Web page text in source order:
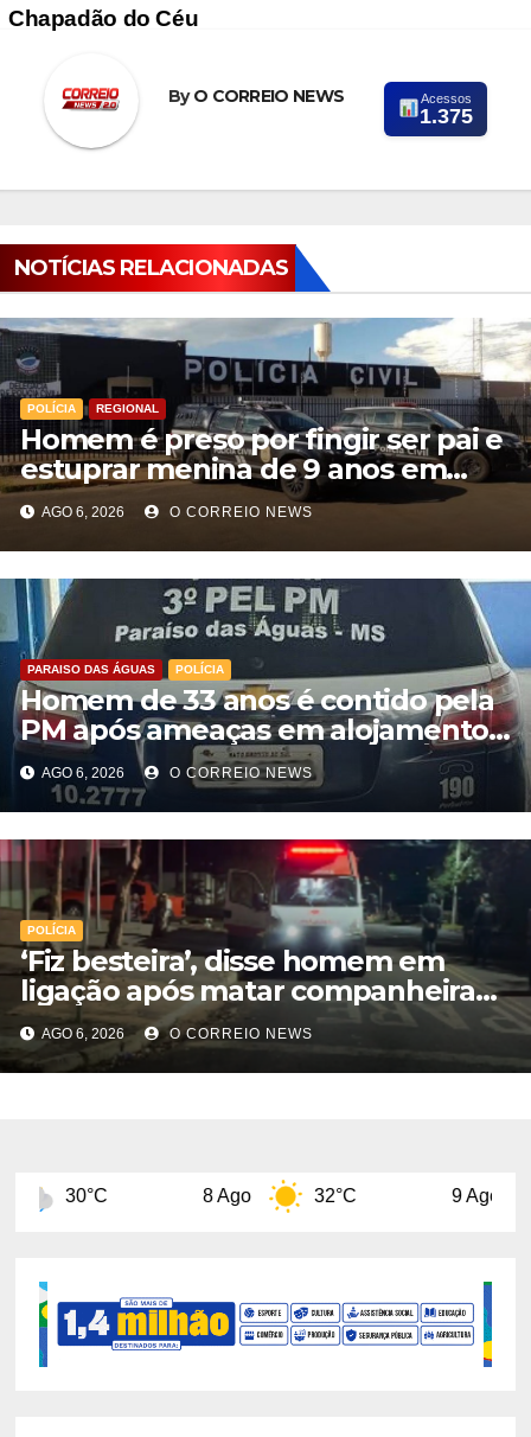
Chapadão do Céu
ByO CORREIO NEWS Acessos
1.375
NOTÍCIAS RELACIONADAS
POLÍCIA REGIONAL
Homem é preso por fingir ser pai e
estuprar menina de 9 anos em
Aparecida do Taboado
AGO 6, 2026 O CORREIO NEWS
PARAISO DAS ÁGUAS POLÍCIA
Homem de 33 anos é contido pela
PM após ameaças em alojamento
de empresa em Paraíso das Águas
AGO 6, 2026 O CORREIO NEWS
POLÍCIA
‘Fiz besteira’, disse homem em
ligação após matar companheira
com facadas nas costas em Rio
Verde
AGO 6, 2026 O CORREIO NEWS
8 Ago 32°C 9 Ago 31°C